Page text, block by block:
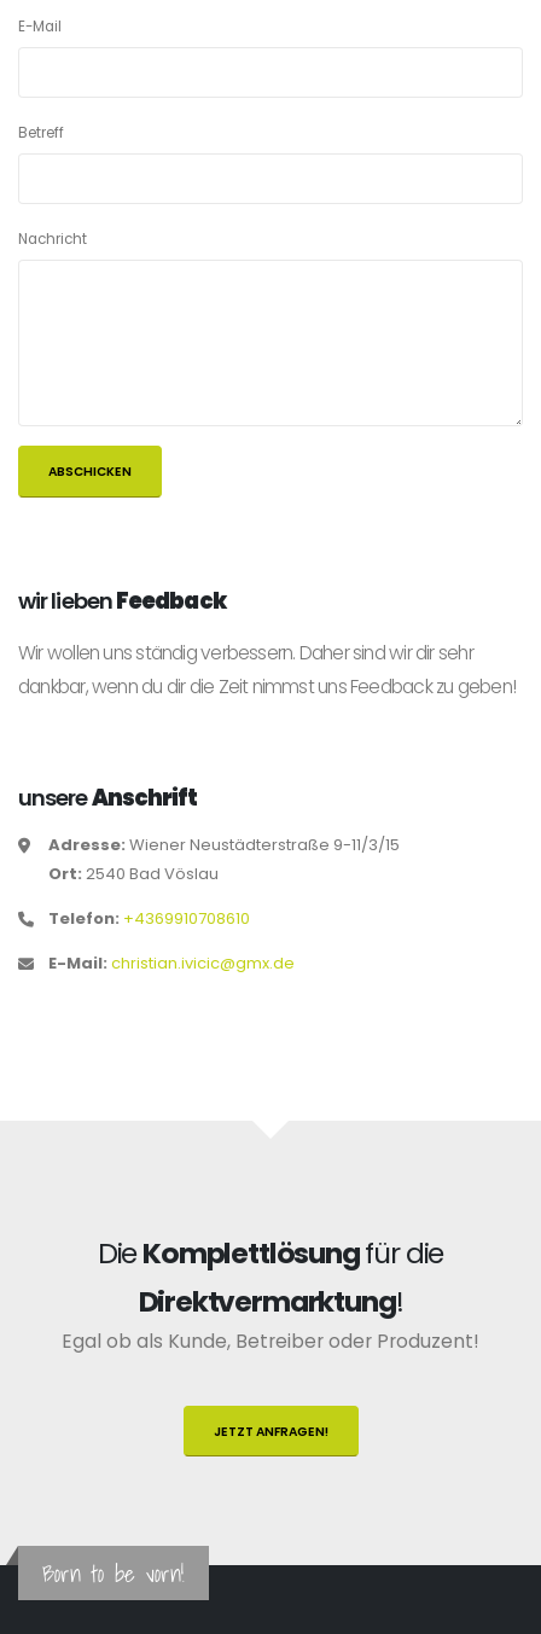
E-Mail
Betreff
Nachricht
wir liebenFeedback
Wir wollen uns ständig verbessern. Daher sind wir dir sehr
dankbar, wenn du dir die Zeit nimmst uns Feedback zu geben!
unsereAnschrift
Adresse: Wiener Neustädterstraße 9-11/3/15
Ort: 2540 Bad Vöslau
Telefon: +4369910708610
E-Mail: christian.ivicic@gmx.de
DieKomplettlösungfür die
Direktvermarktung!
Egal ob als Kunde, Betreiber oder Produzent!
JETZT ANFRAGEN!
Born to be vorn!